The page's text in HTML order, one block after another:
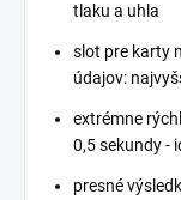
tlaku a uhla
slot pre karty
údajov:
extrémne
0,5 sekundy -
presné